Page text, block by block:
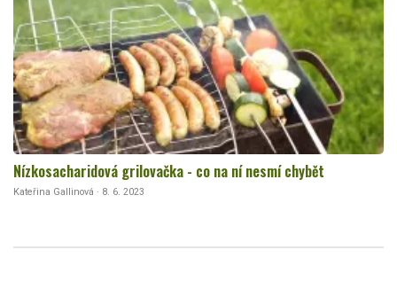
Nízkosacharidová grilovačka - co na ní nesmí chybět
Kateřina Gallinová · 8. 6. 2023